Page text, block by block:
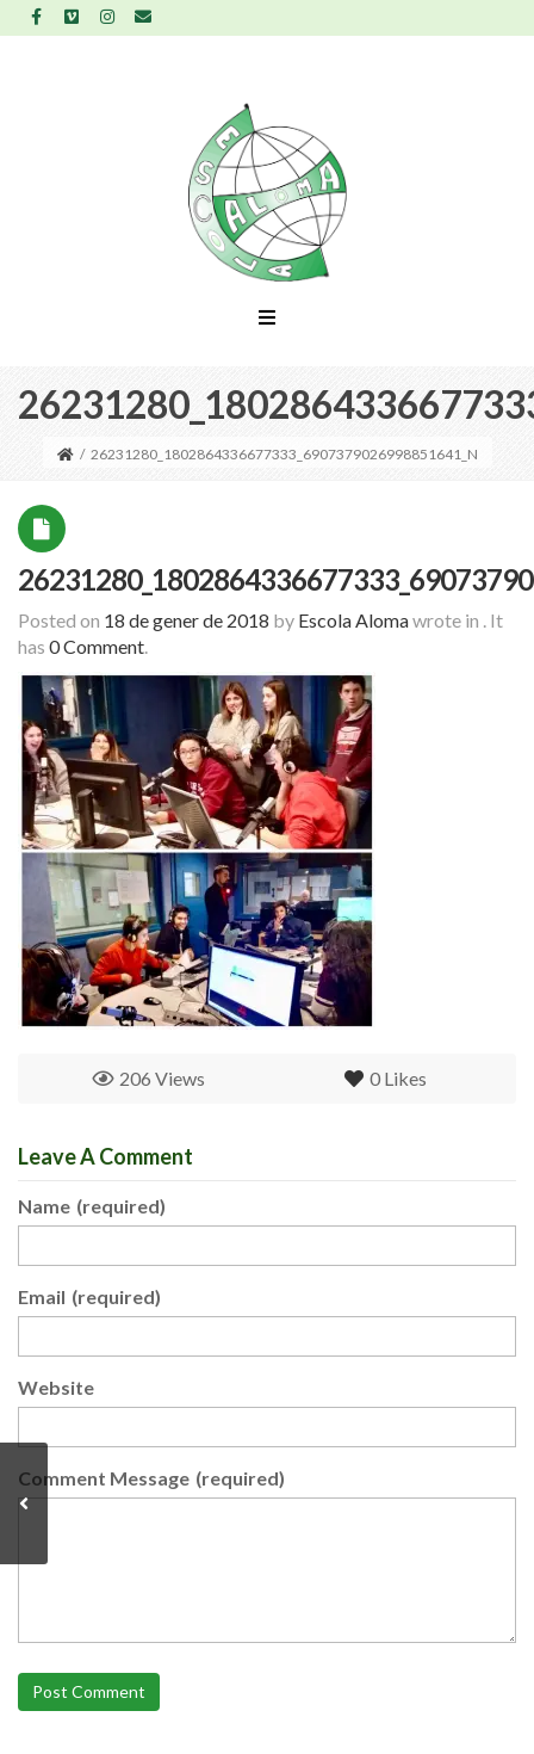
/ 26231280_1802864336677333_6907379026998851641_N
Posted on 18 de gener de 2018 by Escola Alomawrote in . It
has 0 Comment.
0 Likes
206 Views
Leave A Comment
Name (required)
Email (required)
Website
Comment Message (required)
Post Comment